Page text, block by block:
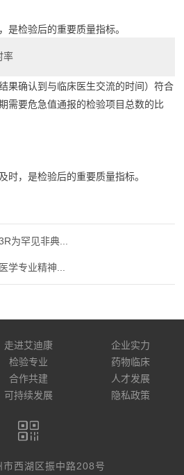
是检验后的重要质量指标。
率
果确认到与临床医生交流的时间）符合
需要危急值通报的检验项目总数的比
时，是检验后的重要质量指标。
为罕见非典...
学专业精神...
走进艾迪康
企业实力
检验专业
药物临床
合作共建
人才发展
可持续发展 隐私政策
市西湖区振中路208号